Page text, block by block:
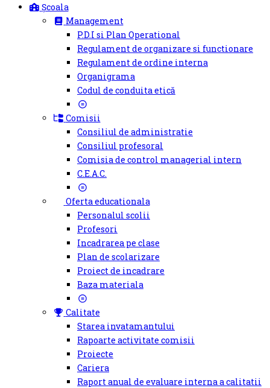
Școala
Management
P.D.I si Plan Operational
Regulament de organizare si functionare
Regulament de ordine interna
Organigrama
Codul de conduita etică
Comisii
Consiliul de administratie
Consiliul profesoral
Comisia de control managerial intern
C.E.A.C.
Oferta educationala
Personalul scolii
Profesori
Incadrarea pe clase
Plan de scolarizare
Proiect de incadrare
Baza materiala
Calitate
Starea invatamantului
Rapoarte activitate comisii
Proiecte
Cariera
Raport anual de evaluare interna a calitatii